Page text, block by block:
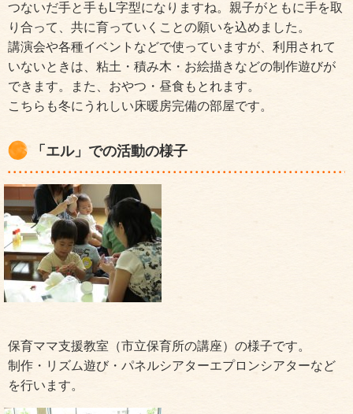
つないだ手と手もL字型になりますね。親子がともに手を取
り合って、共に育っていくことの願いを込めました。
講演会や各種イベントなどで使っていますが、利用されて
いないときは、粘土・積み木・お絵描きなどの制作遊びが
できます。また、おやつ・昼食もとれます。
こちらも冬にうれしい床暖房完備の部屋です。
「エル」での活動の様子
保育ママ支援教室（市立保育所の講座）の様子です。
制作・リズム遊び・パネルシアターエプロンシアターなど
を行います。